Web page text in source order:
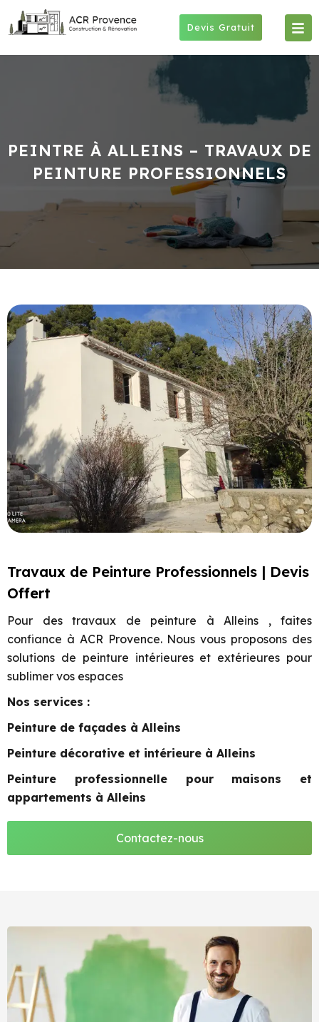
Devis Gratuit
PEINTRE À ALLEINS – TRAVAUX DE
PEINTURE PROFESSIONNELS
Travaux de Peinture Professionnels | Devis
Offert
Pour des travaux de peinture à Alleins , faites
confiance à ACR Provence. Nous vous proposons des
solutions de peinture intérieures et extérieures pour
sublimer vos espaces
Nos services :
Peinture de façades à Alleins
Peinture décorative et intérieure à Alleins
Peinture professionnelle pour maisons et
appartements à Alleins
Contactez-nous